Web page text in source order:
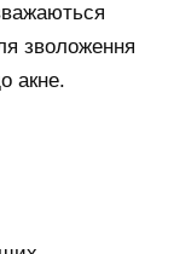
зволоження
акне.